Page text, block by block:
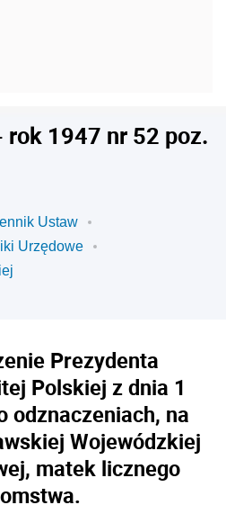
1947 nr 52 poz.
Ustaw
Urzędowe
Prezydenta
Polskiej z dnia 1
odznaczeniach, na
Wojewódzkiej
matek licznego